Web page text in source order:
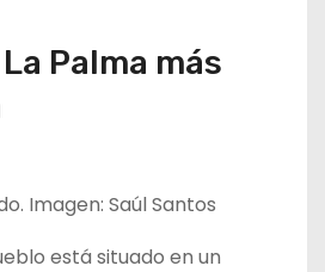
Palma más
Imagen: Saúl Santos
está situado en un